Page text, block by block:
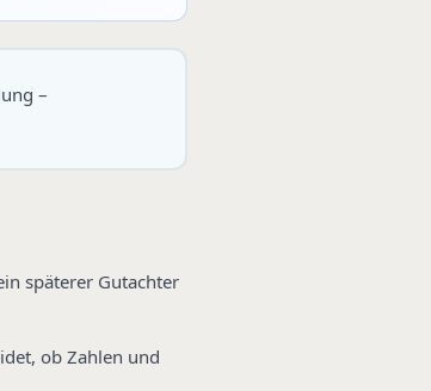
–
späterer Gutachter
ob Zahlen und